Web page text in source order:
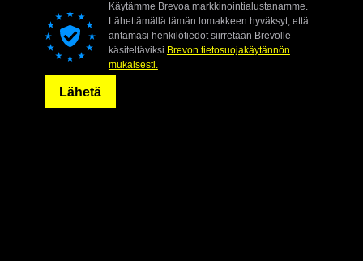
Käytämme Brevoa markkinointialustanamme.
Lähettämällä tämän lomakkeen hyväksyt, että
antamasi henkilötiedot siirretään Brevolle
käsiteltäviksi Brevon tietosuojakäytännön
mukaisesti.
Lähetä